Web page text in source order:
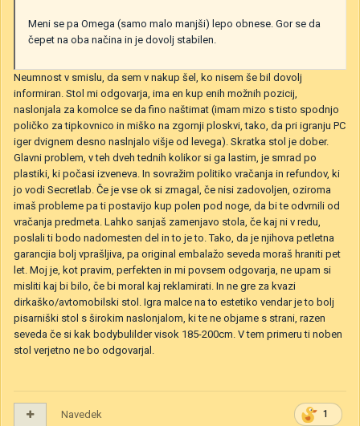
Meni se pa Omega (samo malo manjši) lepo obnese. Gor se da
čepet na oba načina in je dovolj stabilen.
Neumnost v smislu, da sem v nakup šel, ko nisem še bil dovolj
informiran. Stol mi odgovarja, ima en kup enih možnih pozicij,
naslonjala za komolce se da fino naštimat (imam mizo s tisto spodnjo
poličko za tipkovnico in miško na zgornji ploskvi, tako, da pri igranju PC
iger dvignem desno naslnjalo višje od levega). Skratka stol je dober.
Glavni problem, v teh dveh tednih kolikor si ga lastim, je smrad po
plastiki, ki počasi izveneva. In sovražim politiko vračanja in refundov, ki
jo vodi Secretlab. Če je vse ok si zmagal, če nisi zadovoljen, oziroma
imaš probleme pa ti postavijo kup polen pod noge, da bi te odvrnili od
vračanja predmeta. Lahko sanjaš zamenjavo stola, če kaj ni v redu,
poslali ti bodo nadomesten del in to je to. Tako, da je njihova petletna
garancjia bolj vprašljiva, pa original embalažo seveda moraš hraniti pet
let. Moj je, kot pravim, perfekten in mi povsem odgovarja, ne upam si
misliti kaj bi bilo, če bi moral kaj reklamirati. In ne gre za kvazi
dirkaško/avtomobilski stol. Igra malce na to estetiko vendar je to bolj
pisarniški stol s širokim naslonjalom, ki te ne objame s strani, razen
seveda če si kak bodybulilder visok 185-200cm. V tem primeru ti noben
stol verjetno ne bo odgovarjal.
1
Navedek